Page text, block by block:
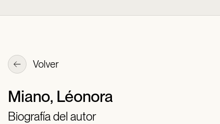
Volver
Miano, Léonora
Biografía del autor